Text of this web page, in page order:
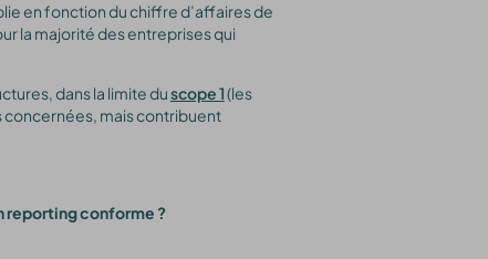
en fonction du chiffre d’affaires de
la majorité des entreprises qui
dans la limite duscope 1(les
concernées, mais contribuent
reporting conforme ?